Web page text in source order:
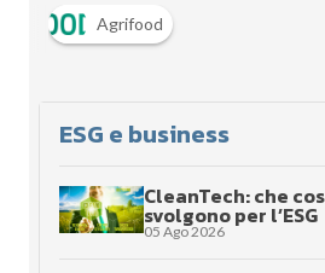
Agrifood
ESG e business
CleanTech: che
svolgono per l’ESG
05 Ago 2026